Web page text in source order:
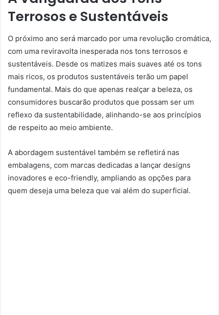
Terrosos e Sustentáveis
O próximo ano será marcado por uma revolução cromática,
com uma reviravolta inesperada nos tons terrosos e
sustentáveis. Desde os matizes mais suaves até os tons
mais ricos, os produtos sustentáveis terão um papel
fundamental. Mais do que apenas realçar a beleza, os
consumidores buscarão produtos que possam ser um
reflexo da sustentabilidade, alinhando-se aos princípios
de respeito ao meio ambiente.
A abordagem sustentável também se refletirá nas
embalagens, com marcas dedicadas a lançar designs
inovadores e eco-friendly, ampliando as opções para
quem deseja uma beleza que vai além do superficial.